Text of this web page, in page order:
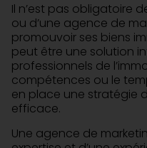
Il n’est pas obligatoire
ou d’une agence de
promouvoir ses biens
peut être une solution
professionnels de
compétences ou le
en place une stratégie
efficace.
Une agence de